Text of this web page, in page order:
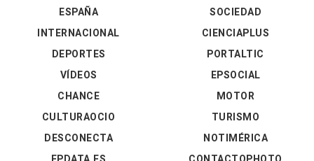
ESPAÑA
INTERNACIONAL
DEPORTES
VÍDEOS
SOCIEDAD
CIENCIAPLUS
PORTALTIC
EPSOCIAL
CHANCE
CULTURAOCIO
DESCONECTA
MOTOR
TURISMO
NOTIMÉRICA